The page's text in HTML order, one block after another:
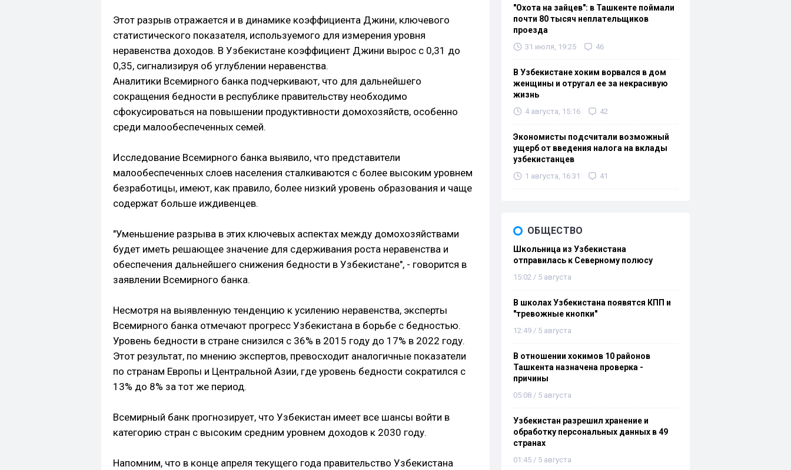
Этот разрыв отражается и в динамике коэффициента Джини, ключевого
статистического показателя, используемого для измерения уровня
неравенства доходов. В Узбекистане коэффициент Джини вырос с 0,31 до
0,35, сигнализируя об углублении неравенства.
Аналитики Всемирного банка подчеркивают, что для дальнейшего
сокращения бедности в республике правительству необходимо
сфокусироваться на повышении продуктивности домохозяйств, особенно
среди малообеспеченных семей.
Исследование Всемирного банка выявило, что представители
малообеспеченных слоев населения сталкиваются с более высоким уровнем
безработицы, имеют, как правило, более низкий уровень образования и чаще
содержат больше иждивенцев.
"Уменьшение разрыва в этих ключевых аспектах между домохозяйствами
будет иметь решающее значение для сдерживания роста неравенства и
обеспечения дальнейшего снижения бедности в Узбекистане", - говорится в
заявлении Всемирного банка.
Несмотря на выявленную тенденцию к усилению неравенства, эксперты
Всемирного банка отмечают прогресс Узбекистана в борьбе с бедностью.
Уровень бедности в стране снизился с 36% в 2015 году до 17% в 2022 году.
Этот результат, по мнению экспертов, превосходит аналогичные показатели
по странам Европы и Центральной Азии, где уровень бедности сократился с
13% до 8% за тот же период.
Всемирный банк прогнозирует, что Узбекистан имеет все шансы войти в
категорию стран с высоким средним уровнем доходов к 2030 году.
Напомним, что в конце апреля текущего года правительство Узбекистана
"Охота на зайцев": в Ташкенте поймали
почти 80 тысяч неплательщиков
проезда
31 июля, 19:25 46
В Узбекистане хоким ворвался в дом
женщины и отругал ее за некрасивую
жизнь
4 августа, 15:16 42
Экономисты подсчитали возможный
ущерб от введения налога на вклады
узбекистанцев
1 августа, 16:31 41
ОБЩЕСТВО
Школьница из Узбекистана
отправилась к Северному полюсу
15:02 / 5 августа
В школах Узбекистана появятся КПП и
"тревожные кнопки"
12:49 / 5 августа
В отношении хокимов 10 районов
Ташкента назначена проверка -
причины
05:08 / 5 августа
Узбекистан разрешил хранение и
обработку персональных данных в 49
странах
01:45 / 5 августа